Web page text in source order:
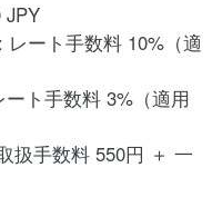
JPY
レート手数料 10%（適
ト手数料 3%（適用
扱手数料 550円 ＋ 一